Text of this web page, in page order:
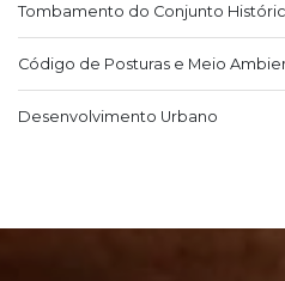
Tombamento do Conjunto
Código de Posturas e Meio
Desenvolvimento Urbano